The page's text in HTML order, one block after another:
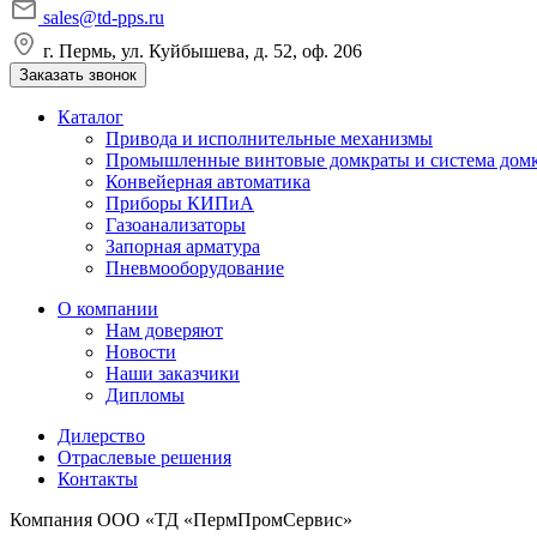
sales@td-pps.ru
г. Пермь, ул. Куйбышева, д. 52, оф. 206
Заказать звонок
Каталог
Привода и исполнительные механизмы
Промышленные винтовые домкраты и система
Конвейерная автоматика
Приборы КИПиА
Газоанализаторы
Запорная арматура
Пневмооборудование
О компании
Нам доверяют
Новости
Наши заказчики
Дипломы
Дилерство
Отраслевые решения
Контакты
Компания ООО «ТД «ПермПромСервис»